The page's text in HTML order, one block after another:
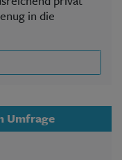
in die
Umfrage